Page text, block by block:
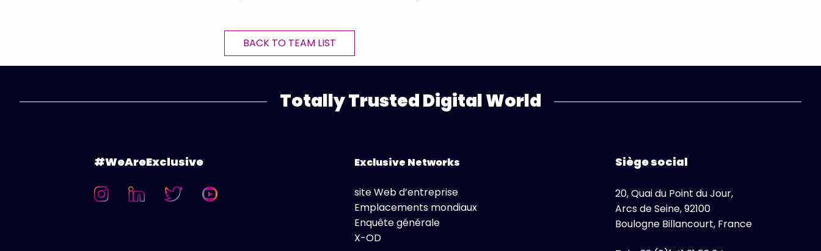
BACK TO TEAM LIST
Totally Trusted Digital World
#WeAreExclusive Exclusive Networks
site Web d’entreprise
Emplacements mondiaux
Enquête générale
X-OD
Siège social
20, Quai du Point du Jour,
Arcs de Seine, 92100
Boulogne Billancourt, France